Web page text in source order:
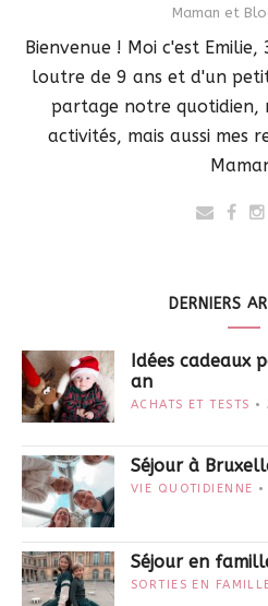
Maman et
Bienvenue ! Moi c'est
loutre de 9 ans et d'un
partage notre quotidien,
activités, mais aussi mes
DERNIERS
Idées cadeaux
an
ACHATS ET TESTS
Séjour à
VIE QUOTIDIENNE
Séjour en
SORTIES EN